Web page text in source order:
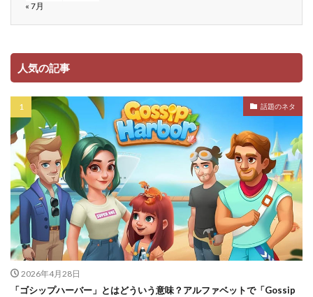
« 7月
人気の記事
話題のネタ
2026年4月28日
「ゴシップハーバー」とはどういう意味？アルファベットで「Gossip